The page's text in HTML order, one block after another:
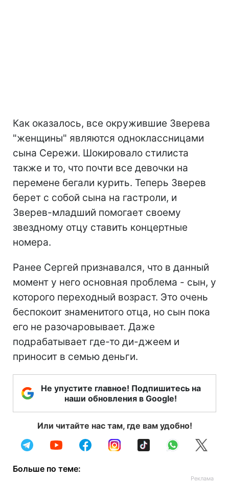
Как оказалось, все окружившие Зверева
"женщины" являются одноклассницами
сына Сережи. Шокировало стилиста
также и то, что почти все девочки на
перемене бегали курить. Теперь Зверев
берет с собой сына на гастроли, и
Зверев-младший помогает своему
звездному отцу ставить концертные
номера.
Ранее Сергей признавался, что в данный
момент у него основная проблема - сын, у
которого переходный возраст. Это очень
беспокоит знаменитого отца, но сын пока
его не разочаровывает. Даже
подрабатывает где-то ди-джеем и
приносит в семью деньги.
Не упустите главное! Подпишитесь на
наши обновления в Google!
Или читайте нас там, где вам удобно!
Больше по теме: